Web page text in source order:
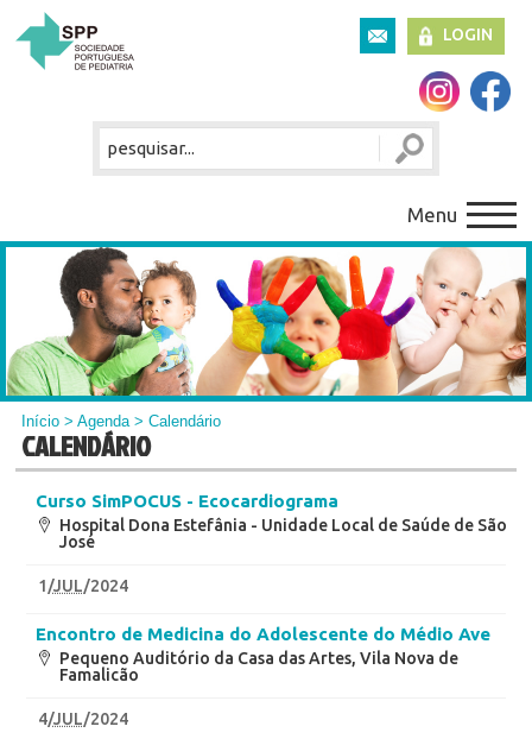
LOGIN
Menu
Início >Agenda> Calendário
CALENDÁRIO
Curso SimPOCUS - Ecocardiograma
Hospital Dona Estefânia - Unidade Local de Saúde de São
José
1/JUL/2024
Encontro de Medicina do Adolescente do Médio Ave
Pequeno Auditório da Casa das Artes, Vila Nova de
Famalicão
4/JUL/2024